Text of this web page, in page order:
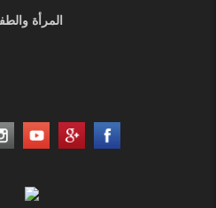
المرأة والطفل